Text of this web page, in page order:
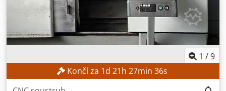
1 /9
Končí za 1d 21h 27min 35s